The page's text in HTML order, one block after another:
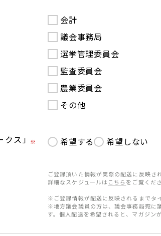
会計
議会事務局
選挙管理委員会
監査委員会
農業委員会
その他
クス」※ 希望する 希望しない
ご登録頂いた情報が実際の配送に反映さ
詳細なスケジュールは こちら をご覧くださ
※ご登録情報が配送に反映されるまでタ
※地方議会議員の方は、議会事務局宛に
す。個人配送を希望されると、マガジン